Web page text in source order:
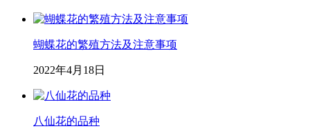
蝴蝶花的繁殖方法及注意事项
2022年4月18日
八仙花的品种